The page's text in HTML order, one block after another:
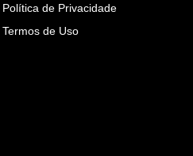
Política de Privacidade
Termos de Uso